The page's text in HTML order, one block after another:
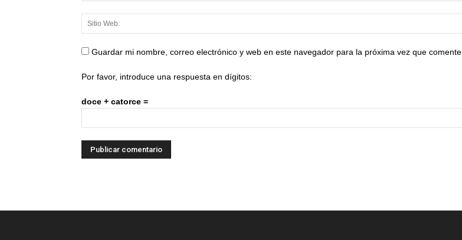
Guardar mi nombre, correo electrónico y web en este navegador para la próxima vez que comente.
Por favor, introduce una respuesta en dígitos:
doce + catorce =